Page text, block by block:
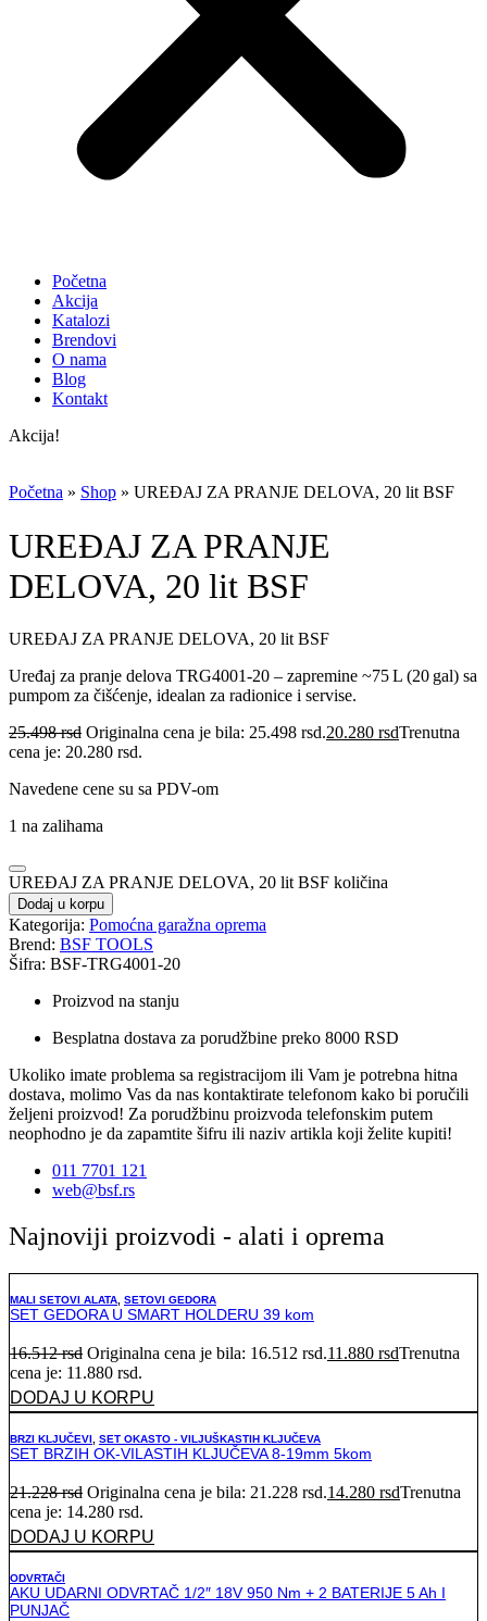
Početna
Akcija
Katalozi
Brendovi
O nama
Blog
Kontakt
Akcija!
Početna » Shop » UREĐAJ ZA PRANJE DELOVA, 20 lit BSF
UREĐAJ ZA PRANJE
DELOVA, 20 lit BSF
UREĐAJ ZA PRANJE DELOVA, 20 lit BSF
Uređaj za pranje delova TRG4001‑20 – zapremine ~75 L (20 gal) sa
pumpom za čišćenje, idealan za radionice i servise.
25.498rsd Originalna cena je bila: 25.498 rsd.20.280 rsdTrenutna
cena je: 20.280 rsd.
Navedene cene su sa PDV-om
1 na zalihama
UREĐAJ ZA PRANJE DELOVA, 20 lit BSF količina
Dodaj u korpu
Kategorija: Pomoćna garažna oprema
Brend: BSF TOOLS
Šifra: BSF-TRG4001-20
Proizvod na stanju
Besplatna dostava za porudžbine preko 8000 RSD
Ukoliko imate problema sa registracijom ili Vam je potrebna hitna
dostava, molimo Vas da nas kontaktirate telefonom kako bi poručili
željeni proizvod! Za porudžbinu proizvoda telefonskim putem
neophodno je da zapamtite šifru ili naziv artikla koji želite kupiti!
011 7701 121
web@bsf.rs
Najnoviji proizvodi - alati i oprema
MALI SETOVI ALATA SETOVI GEDORA
SET GEDORA U SMART HOLDERU 39 kom
16.512rsd Originalna cena je bila: 16.512 rsd.11.880 rsdTrenutna
cena je: 11.880 rsd.
DODAJ U KORPU
BRZI KLJUČEVI SET OKASTO - VILJUŠKASTIH KLJUČEVA
SET BRZIH OK-VILASTIH KLJUČEVA 8-19mm 5kom
21.228rsd Originalna cena je bila: 21.228 rsd.14.280 rsdTrenutna
cena je: 14.280 rsd.
DODAJ U KORPU
ODVRTAČI
AKU UDARNI ODVRTAČ 1/2″ 18V 950 Nm + 2 BATERIJE 5 Ah I
PUNJAČ